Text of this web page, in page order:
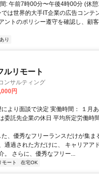
: 午前7時00分〜午後4時00分 (休
は世界的大手IT企業の広告コンテ
ントのポリシー遵守を確認し、顧
り
ルリモート
ンサルティング
円
より面談で決定 実働時間： １月
託先企業の休日 平均所定労働時
、優秀なフリーランスだけが集ま
通過された方だけに、 キャリアア
。 さらに、優秀なフリー...
モート 在宅OK